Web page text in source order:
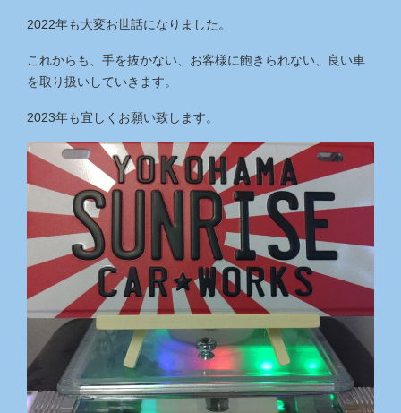
2022年も大変お世話になりました。
これからも、手を抜かない、お客様に飽きられない、良い車
を取り扱いしていきます。
2023年も宜しくお願い致します。